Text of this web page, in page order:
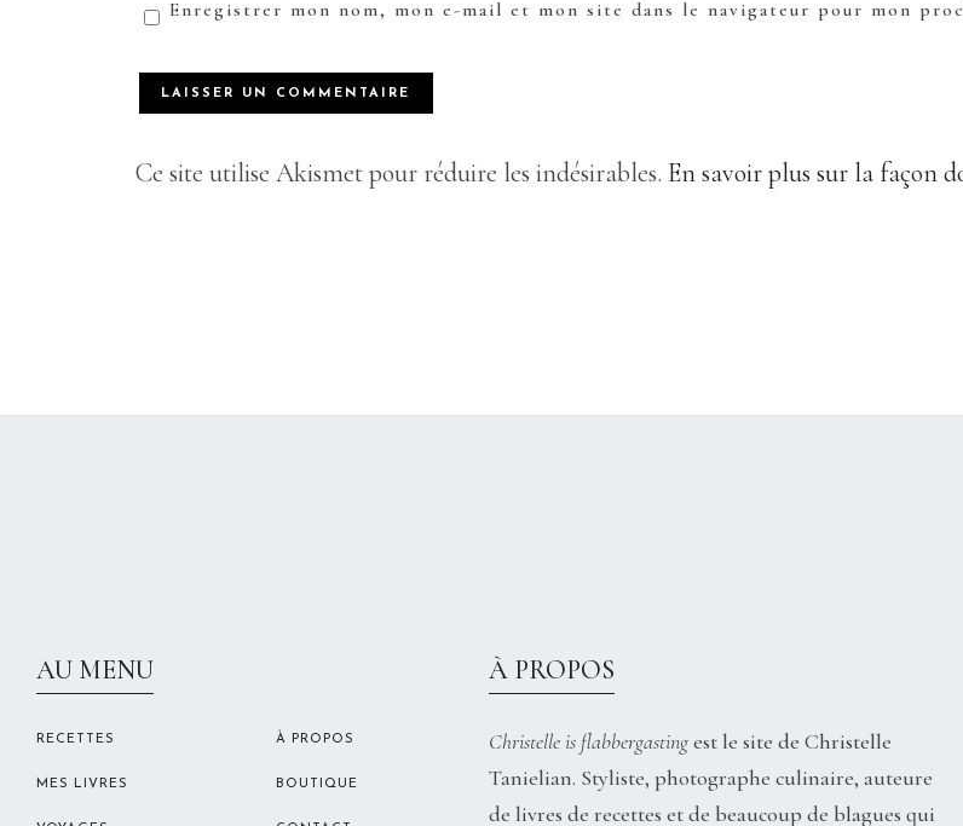
Enregistrer mon nom, mon e-mail et mon site dans le navigateur pour mon
Ce site utilise Akismet pour réduire les indésirables. En savoir plus sur la façon
AU MENU
RECETTES
MES LIVRES
À PROPOS
BOUTIQUE
À PROPOS
Christelle is flabbergastingest le site de Christelle
Tanielian. Styliste, photographe culinaire, auteure
de livres de recettes et de beaucoup de blagues qui